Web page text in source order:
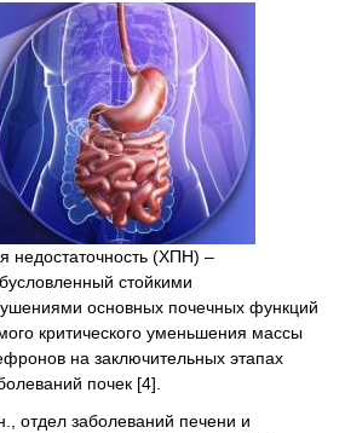
недостаточность (ХПН) –
стойкими
основных почечных функций
критического уменьшения массы
на заключительных этапах
почек [4].
отдел заболеваний печени и